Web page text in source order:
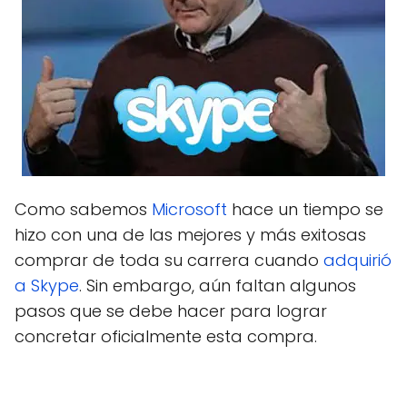
Como sabemos Microsoft hace un tiempo se
hizo con una de las mejores y más exitosas
comprar de toda su carrera cuando adquirió
a Skype. Sin embargo, aún faltan algunos
pasos que se debe hacer para lograr
concretar oficialmente esta compra.